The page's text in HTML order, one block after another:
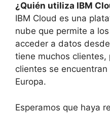
¿Quién utiliza IBM
IBM Cloud es una
nube que permite a
acceder a datos
tiene muchos clientes,
clientes se encuentran
Europa.
Esperamos que haya